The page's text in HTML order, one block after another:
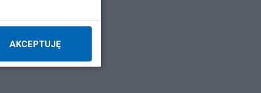
AKCEPTUJĘ